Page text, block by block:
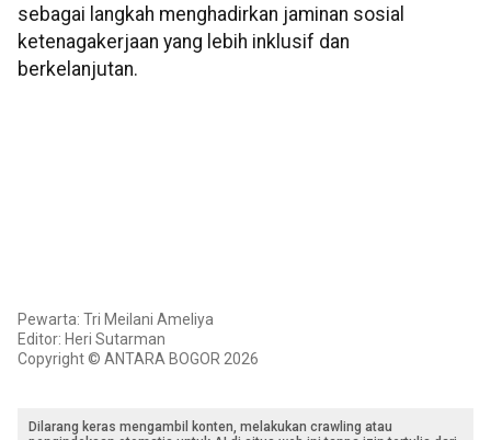
sebagai langkah menghadirkan jaminan sosial
ketenagakerjaan yang lebih inklusif dan
berkelanjutan.
Pewarta: Tri Meilani Ameliya
Editor: Heri Sutarman
Copyright © ANTARA BOGOR 2026
Dilarang keras mengambil konten, melakukan crawling atau